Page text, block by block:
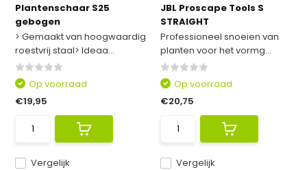
Plantenschaar S25
gebogen
> Gemaakt van hoogwaardig
roestvrij staal> Ideaa...
Vergelijk
Op voorraad
€19,95
JBL Proscape Tools S
STRAIGHT
Professioneel snoeien van
planten voor het vormg...
Vergelijk
Op voorraad
€20,75